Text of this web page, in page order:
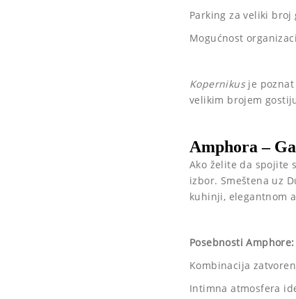
Parking za veliki broj
Mogućnost
Kopernikusje poznat
velikim brojem
Amphora –
Ako želite da spojite
izbor. Smeštena uz
kuhinji, elegantnom
Posebnosti Amphore:
Kombinacija
Intimna atmosfera